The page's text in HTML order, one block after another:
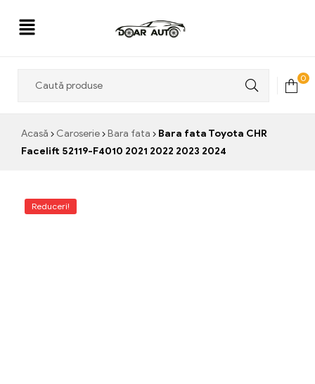
0
Acasă Caroserie Bara fata
Bara fata Toyota CHR
Facelift 52119-F4010 2021 2022 2023 2024
Reduceri!